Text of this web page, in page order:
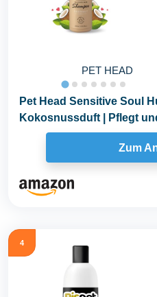
PET HEAD
Pet Head Sensitive Soul
Kokosnussduft | Pflegt
Haut...
Zum
4